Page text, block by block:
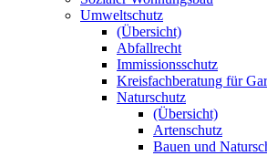
Umweltschutz
(Übersicht)
Abfallrecht
Immissionsschutz
Kreisfachberatung für
Naturschutz
(Übersicht)
Artenschutz
Bauen und